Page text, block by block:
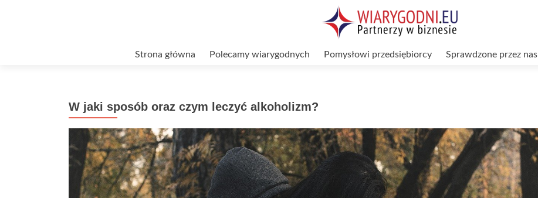
Strona główna Polecamy wiarygodnych Pomysłowi przedsiębiorcy Sprawdzone przez nas
W jaki sposób oraz czym leczyć alkoholizm?